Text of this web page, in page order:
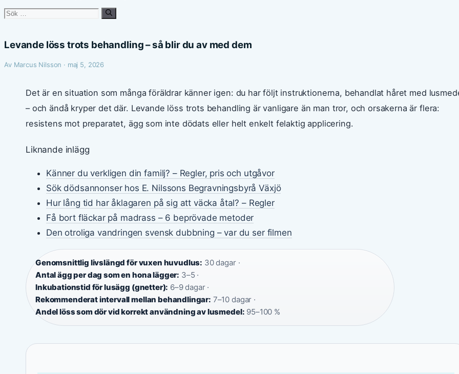
Sök
Levande löss trots behandling – så blir du av med dem
Av Marcus Nilsson · maj 5, 2026
Det är en situation som många föräldrar känner igen: du har följt instruktionerna, behandlat håret med
– och ändå kryper det där. Levande löss trots behandling är vanligare än man tror, och orsakerna är flera:
resistens mot preparatet, ägg som inte dödats eller helt enkelt felaktig applicering.
Liknande inlägg
Känner du verkligen din familj? – Regler, pris och utgåvor
Sök dödsannonser hos E. Nilssons Begravningsbyrå Växjö
Hur lång tid har åklagaren på sig att väcka åtal? – Regler
Få bort fläckar på madrass – 6 beprövade metoder
Den otroliga vandringen svensk dubbning – var du ser filmen
Genomsnittlig livslängd för vuxen huvudlus: 30 dagar ·
Antal ägg per dag som en hona lägger: 3–5 ·
Inkubationstid för lusägg (gnetter): 6–9 dagar ·
Rekommenderat intervall mellan behandlingar: 7–10 dagar ·
Andel löss som dör vid korrekt användning av lusmedel: 95–100 %